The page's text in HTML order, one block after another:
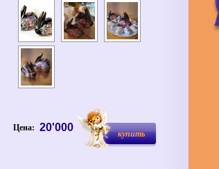
Цена: 20'000
купить